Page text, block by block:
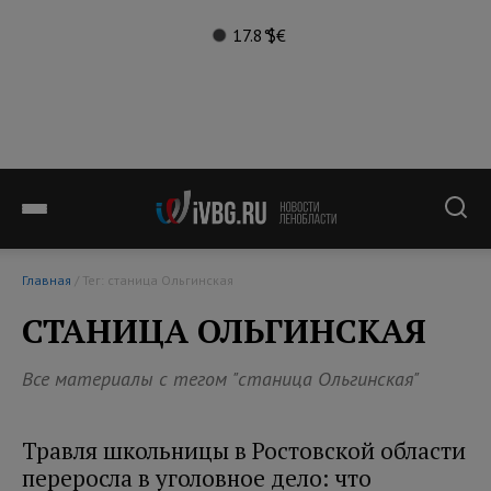
17.8°$€
Главная / Тег: станица Ольгинская
СТАНИЦА ОЛЬГИНСКАЯ
Все материалы с тегом "станица Ольгинская"
Травля школьницы в Ростовской области
переросла в уголовное дело: что